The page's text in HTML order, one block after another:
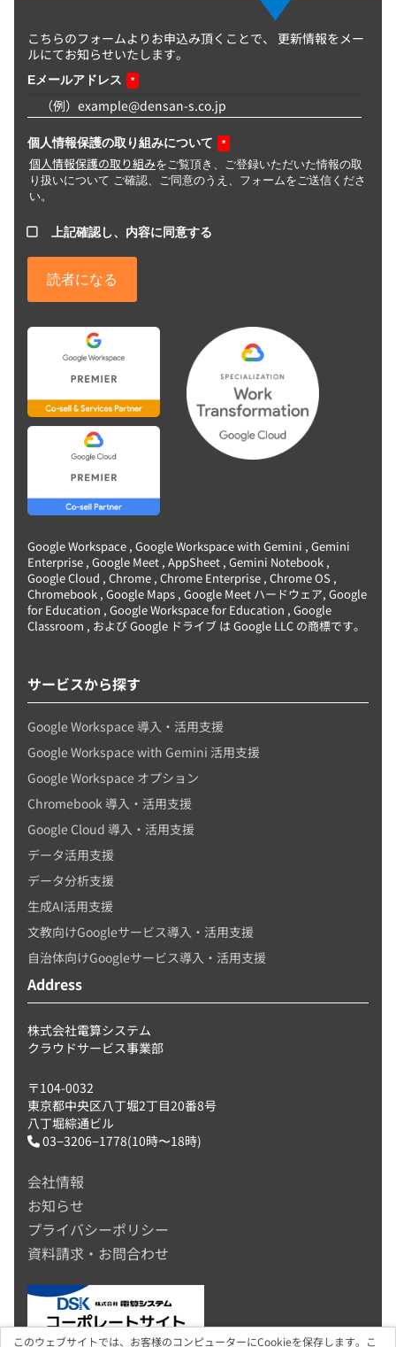
このウェブサイトでは、お客様のコンピューターにCookieを保存します。こ
サービスから探す
Google Workspace 導入・活用支援
Google Workspace with Gemini 活用支援
Google Workspace オプション
Chromebook 導入・活用支援
Google Cloud 導入・活用支援
データ活用支援
データ分析支援
生成AI活用支援
文教向けGoogleサービス導入・活用支援
自治体向けGoogleサービス導入・活用支援
Address
株式会社電算システム
クラウドサービス事業部
〒104-0032
東京都中央区八丁堀2丁目20番8号
八丁堀綜通ビル
03−3206−1778(10時〜18時)
会社情報
お知らせ
プライバシーポリシー
資料請求・お問合わせ
こちらのフォームよりお申込み頂くことで、
更新情報をメー
ルにてお知らせいたします。
Eメールアドレス *
個人情報保護の取り組みについて *
個人情報保護の取り組みをご覧頂き、ご登録いただいた情報の取
り扱いについて ご確認、ご同意のうえ、フォームをご送信くださ
い。
上記確認し、内容に同意する
Google Workspace , Google Workspace with Gemini , Gemini
Enterprise , Google Meet , AppSheet , Gemini Notebook ,
Google Cloud , Chrome , Chrome Enterprise , Chrome OS ,
Chromebook , Google Maps , Google Meet ハードウェア, Google
for Education , Google Workspace for Education , Google
Classroom , および Google ドライブ は Google LLC の商標です。